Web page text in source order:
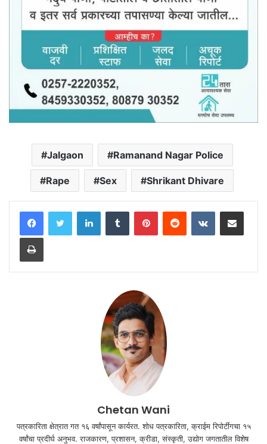
Jalgaon Ramanand Nagar Police
Rape Sex Shrikant Dhivare
LinkedInTumblr PinterestReddit VKontakteShare via Email
Print
Chetan Wani
पत्रकारिता क्षेत्रात गत १६ वर्षांपासून कार्यरत. शोध पत्रकारिता, क्राईम रिपोर्टींगचा १५
वर्षांचा प्रदीर्घ अनुभव. राजकारण, प्रशासन, क्रीडा, संस्कृती, उद्योग जगतातील विशेष